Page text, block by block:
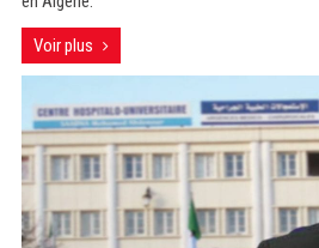
Voir plus